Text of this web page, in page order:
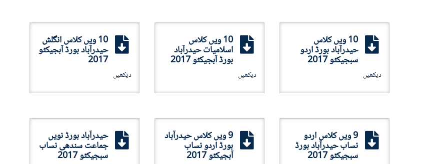
10 ویں کلاس
حیدرآباد بورڈ اردو
سبجیکٹو 2017
دیکھیں
10 ویں کلاس
اسلامیات حیدرآباد
بورڈ آبجیکٹو 2017
دیکھیں
10 ویں کلاس انگلش
حیدرآباد بورڈ آبجیکٹو
2017
دیکھیں
9 ویں کلاس اردو
نساب حیدرآباد بورڈ
سبجیکٹو 2017
9 ویں کلاس حیدرآباد
بورڈ اردو نساب
آبجیکٹو 2017
حیدرآباد بورڈ نویں
جماعت سندھی نساب
سبجیکٹو 2017